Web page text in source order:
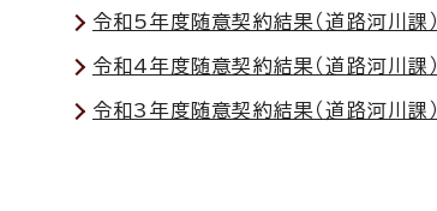
令和5年度随意契約結果（道路河川課）
令和4年度随意契約結果（道路河川課）
令和3年度随意契約結果（道路河川課）